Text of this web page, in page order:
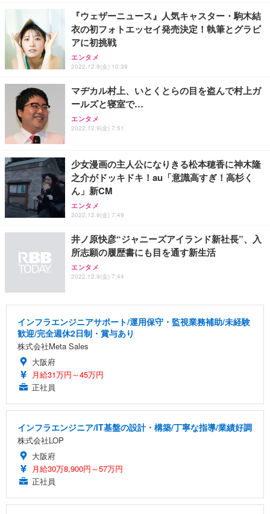
『ウェザーニュース』人気キャスター・駒木結
衣の初フォトエッセイ発売決定！執筆とグラビ
アに初挑戦
エンタメ
2022.12.9(金) 10:39
マヂカル村上、いとくとらの目を盗んで村上ガ
ールズと寝室で…
エンタメ
2022.12.9(金) 7:51
少女漫画の主人公になりきる松本穂香に神木隆
之介がドッキドキ！au「意識高すぎ！高杉く
ん」新CM
エンタメ
2022.12.9(金) 7:49
井ノ原快彦“ジャニーズアイランド新社長”、入
所志願の履歴書にも目を通す新生活
エンタメ
2022.12.9(金) 7:44
インフラエンジニアサポート/運用保守・監視業務補助/未経験
歓迎/完全週休2日制・賞与あり
株式会社Meta Sales
大阪府
月給31万円～45万円
正社員
インフラエンジニア/IT基盤の設計・構築/丁寧な指導/業績好調
株式会社LOP
大阪府
月給30万8,900円～57万円
正社員